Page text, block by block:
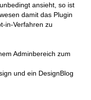
ansieht, so ist
damit das Plugin
in-Verfahren zu
Adminbereich zum
und ein DesignBlog